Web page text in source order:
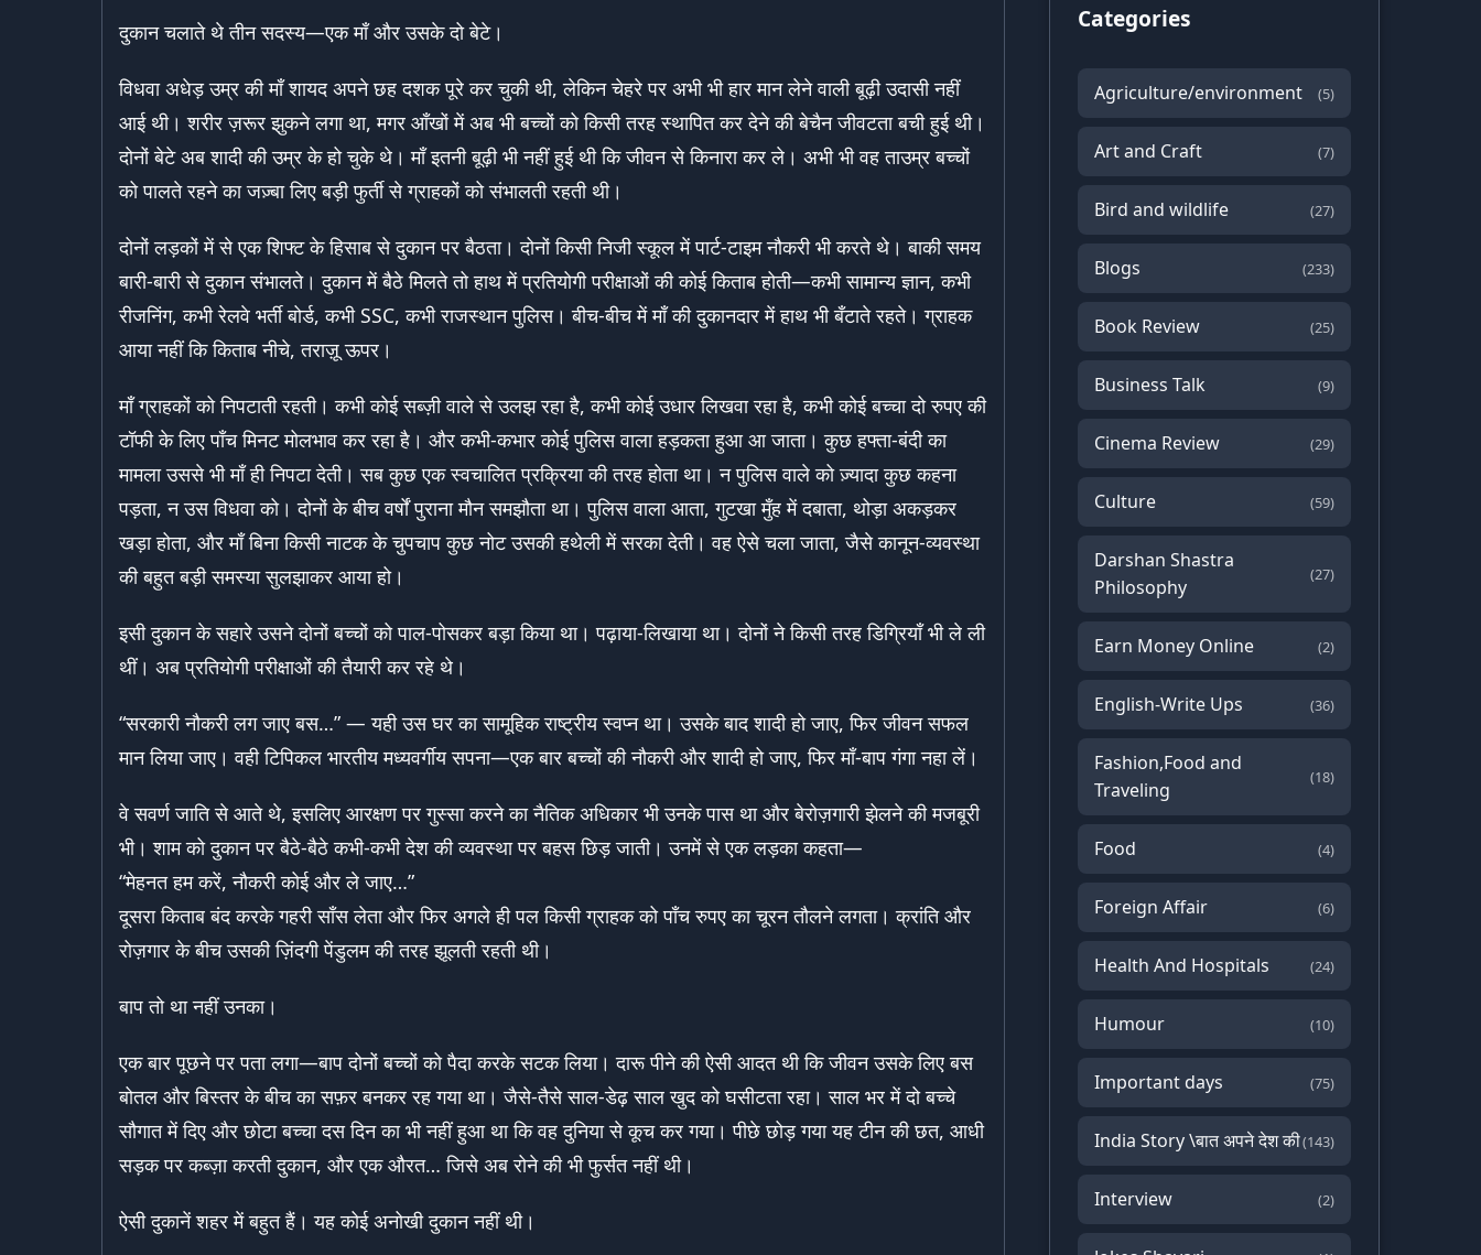
दुकान चलाते थे तीन सदस्य—एक माँ और उसके दो बेटे।
विधवा अधेड़ उम्र की माँ शायद अपने छह दशक पूरे कर चुकी थी, लेकिन चेहरे पर अभी भी हार मान लेने वाली बूढ़ी उदासी नहीं
आई थी। शरीर ज़रूर झुकने लगा था, मगर आँखों में अब भी बच्चों को किसी तरह स्थापित कर देने की बेचैन जीवटता बची हुई थी।
दोनों बेटे अब शादी की उम्र के हो चुके थे। माँ इतनी बूढ़ी भी नहीं हुई थी कि जीवन से किनारा कर ले। अभी भी वह ताउम्र बच्चों
को पालते रहने का जज़्बा लिए बड़ी फुर्ती से ग्राहकों को संभालती रहती थी।
दोनों लड़कों में से एक शिफ्ट के हिसाब से दुकान पर बैठता। दोनों किसी निजी स्कूल में पार्ट-टाइम नौकरी भी करते थे। बाकी समय
बारी-बारी से दुकान संभालते। दुकान में बैठे मिलते तो हाथ में प्रतियोगी परीक्षाओं की कोई किताब होती—कभी सामान्य ज्ञान, कभी
रीजनिंग, कभी रेलवे भर्ती बोर्ड, कभी SSC, कभी राजस्थान पुलिस। बीच-बीच में माँ की दुकानदार में हाथ भी बँटाते रहते। ग्राहक
आया नहीं कि किताब नीचे, तराज़ू ऊपर।
माँ ग्राहकों को निपटाती रहती। कभी कोई सब्ज़ी वाले से उलझ रहा है, कभी कोई उधार लिखवा रहा है, कभी कोई बच्चा दो रुपए की
टॉफी के लिए पाँच मिनट मोलभाव कर रहा है। और कभी-कभार कोई पुलिस वाला हड़कता हुआ आ जाता। कुछ हफ्ता-बंदी का
मामला उससे भी माँ ही निपटा देती। सब कुछ एक स्वचालित प्रक्रिया की तरह होता था। न पुलिस वाले को ज़्यादा कुछ कहना
पड़ता, न उस विधवा को। दोनों के बीच वर्षों पुराना मौन समझौता था। पुलिस वाला आता, गुटखा मुँह में दबाता, थोड़ा अकड़कर
खड़ा होता, और माँ बिना किसी नाटक के चुपचाप कुछ नोट उसकी हथेली में सरका देती। वह ऐसे चला जाता, जैसे कानून-व्यवस्था
की बहुत बड़ी समस्या सुलझाकर आया हो।
इसी दुकान के सहारे उसने दोनों बच्चों को पाल-पोसकर बड़ा किया था। पढ़ाया-लिखाया था। दोनों ने किसी तरह डिग्रियाँ भी ले ली
थीं। अब प्रतियोगी परीक्षाओं की तैयारी कर रहे थे।
“सरकारी नौकरी लग जाए बस…” — यही उस घर का सामूहिक राष्ट्रीय स्वप्न था। उसके बाद शादी हो जाए, फिर जीवन सफल
मान लिया जाए। वही टिपिकल भारतीय मध्यवर्गीय सपना—एक बार बच्चों की नौकरी और शादी हो जाए, फिर माँ-बाप गंगा नहा लें।
वे सवर्ण जाति से आते थे, इसलिए आरक्षण पर गुस्सा करने का नैतिक अधिकार भी उनके पास था और बेरोज़गारी झेलने की मजबूरी
भी। शाम को दुकान पर बैठे-बैठे कभी-कभी देश की व्यवस्था पर बहस छिड़ जाती। उनमें से एक लड़का कहता—
“मेहनत हम करें, नौकरी कोई और ले जाए…”
दूसरा किताब बंद करके गहरी साँस लेता और फिर अगले ही पल किसी ग्राहक को पाँच रुपए का चूरन तौलने लगता। क्रांति और
रोज़गार के बीच उसकी ज़िंदगी पेंडुलम की तरह झूलती रहती थी।
बाप तो था नहीं उनका।
एक बार पूछने पर पता लगा—बाप दोनों बच्चों को पैदा करके सटक लिया। दारू पीने की ऐसी आदत थी कि जीवन उसके लिए बस
बोतल और बिस्तर के बीच का सफ़र बनकर रह गया था। जैसे-तैसे साल-डेढ़ साल खुद को घसीटता रहा। साल भर में दो बच्चे
सौगात में दिए और छोटा बच्चा दस दिन का भी नहीं हुआ था कि वह दुनिया से कूच कर गया। पीछे छोड़ गया यह टीन की छत, आधी
सड़क पर कब्ज़ा करती दुकान, और एक औरत… जिसे अब रोने की भी फुर्सत नहीं थी।
ऐसी दुकानें शहर में बहुत हैं। यह कोई अनोखी दुकान नहीं थी।
Categories
Agriculture/environment (5)
Art and Craft (7)
Bird and wildlife (27)
Blogs (233)
Book Review (25)
Business Talk (9)
Cinema Review (29)
Culture (59)
Darshan Shastra
Philosophy
(27)
Earn Money Online (2)
English-Write Ups (36)
Fashion,Food and
Traveling
(18)
Food (4)
Foreign Affair (6)
Health And Hospitals (24)
Humour (10)
Important days (75)
India Story \बात अपने देश की(143)
Interview (2)